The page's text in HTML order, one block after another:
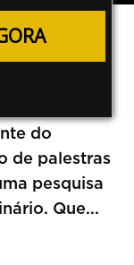
–
do
de palestras
pesquisa
Que...